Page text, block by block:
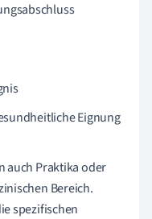
Eignung
auch Praktika oder
Bereich.
spezifischen